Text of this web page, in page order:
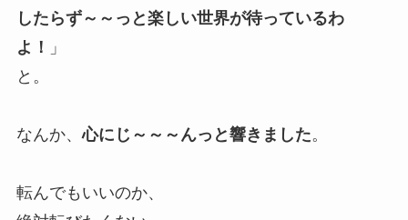
したらず～～っと楽しい世界が待っているわ
よ！
」
と。
なんか、心にじ～～～んっと響きました。
転んでもいいのか、